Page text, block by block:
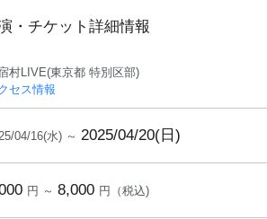
・チケット詳細情報
村LIVE(東京都 特別区部)
セス情報
04/16(水) ～ 2025/04/20(日)
円 ～ 8,000 円（税込)